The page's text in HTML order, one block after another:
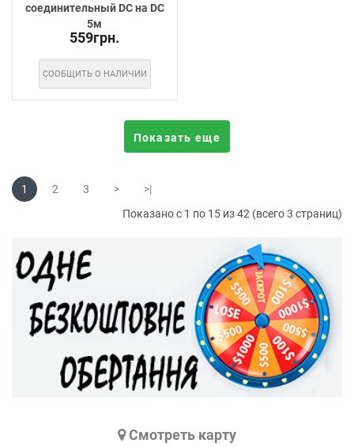
соединительный DC на DC
5м
559грн.
СООБЩИТЬ О НАЛИЧИИ
Показать еще
1 2 3 >
>|
Показано с 1 по 15 из 42 (всего 3 страниц)
Cмотреть карту